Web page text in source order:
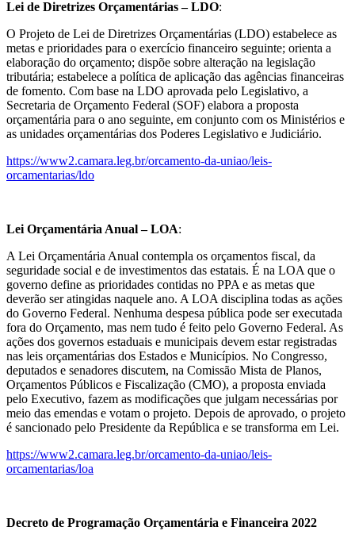
Lei de Diretrizes Orçamentárias – LDO:
O Projeto de Lei de Diretrizes Orçamentárias (LDO) estabelece as
metas e prioridades para o exercício financeiro seguinte; orienta a
elaboração do orçamento; dispõe sobre alteração na legislação
tributária; estabelece a política de aplicação das agências financeiras
de fomento. Com base na LDO aprovada pelo Legislativo, a
Secretaria de Orçamento Federal (SOF) elabora a proposta
orçamentária para o ano seguinte, em conjunto com os Ministérios e
as unidades orçamentárias dos Poderes Legislativo e Judiciário.
https://www2.camara.leg.br/orcamento-da-uniao/leis-
orcamentarias/ldo
Lei Orçamentária Anual – LOA:
A Lei Orçamentária Anual contempla os orçamentos fiscal, da
seguridade social e de investimentos das estatais. É na LOA que o
governo define as prioridades contidas no PPA e as metas que
deverão ser atingidas naquele ano. A LOA disciplina todas as ações
do Governo Federal. Nenhuma despesa pública pode ser executada
fora do Orçamento, mas nem tudo é feito pelo Governo Federal. As
ações dos governos estaduais e municipais devem estar registradas
nas leis orçamentárias dos Estados e Municípios. No Congresso,
deputados e senadores discutem, na Comissão Mista de Planos,
Orçamentos Públicos e Fiscalização (CMO), a proposta enviada
pelo Executivo, fazem as modificações que julgam necessárias por
meio das emendas e votam o projeto. Depois de aprovado, o projeto
é sancionado pelo Presidente da República e se transforma em Lei.
https://www2.camara.leg.br/orcamento-da-uniao/leis-
orcamentarias/loa
Decreto de Programação Orçamentária e Financeira 2022